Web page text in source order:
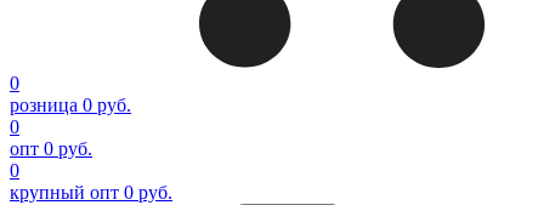
0
розница 0 руб.
0
опт 0 руб.
0
крупный опт 0 руб.